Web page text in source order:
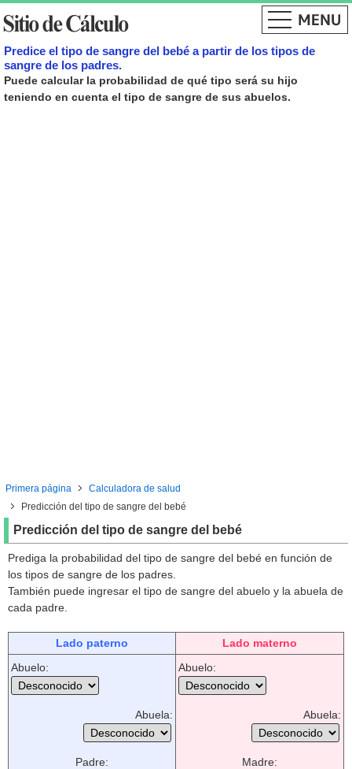
Predice el tipo de sangre del bebé a partir de los tipos de
sangre de los padres.
Puede calcular la probabilidad de qué tipo será su hijo
teniendo en cuenta el tipo de sangre de sus abuelos.
Primera página
Calculadora de salud
Predicción del tipo de sangre del bebé
Predicción del tipo de sangre del bebé
Prediga la probabilidad del tipo de sangre del bebé en función de
los tipos de sangre de los padres.
También puede ingresar el tipo de sangre del abuelo y la abuela de
cada padre.
Lado paterno
Lado materno
Abuelo:
Abuelo:
Abuela: Abuela:
Padre: Madre: